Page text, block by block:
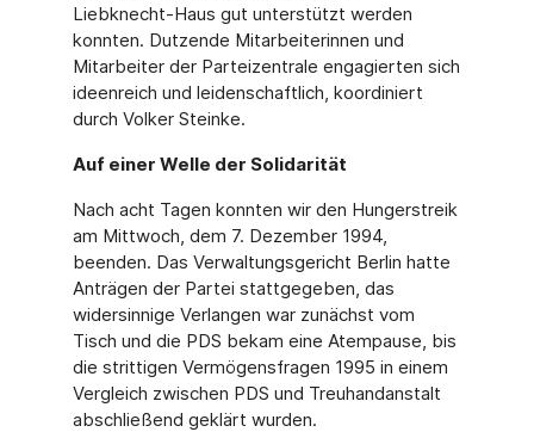
Liebknecht-Haus gut unterstützt werden
konnten. Dutzende Mitarbeiterinnen und
Mitarbeiter der Parteizentra­le engagierten sich
ideenreich und leidenschaftlich, koordiniert
durch Volker Steinke.
Auf einer Welle der Solidarität
Nach acht Tagen konnten wir den Hungerstreik
am Mittwoch, dem 7. Dezember 1994,
beenden. Das Verwaltungsgericht Berlin hatte
Anträgen der Partei stattgegeben, das
widersinnige Verlangen war zunächst vom
Tisch und die PDS bekam eine Atempause, bis
die strittigen Vermögensfragen 1995 in einem
Vergleich zwischen PDS und Treu­handanstalt
abschließend geklärt wurden.